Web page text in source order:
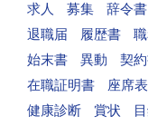
求人
募集 辞令書
退職届
履歴書
始末書
異動 契
在職証明書
座席表
健康診断
賞状